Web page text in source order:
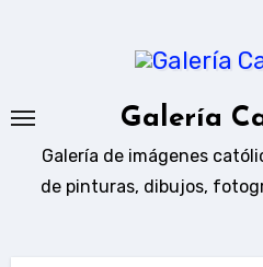
Galería
Galería de imágenes
de pinturas, dibujos,